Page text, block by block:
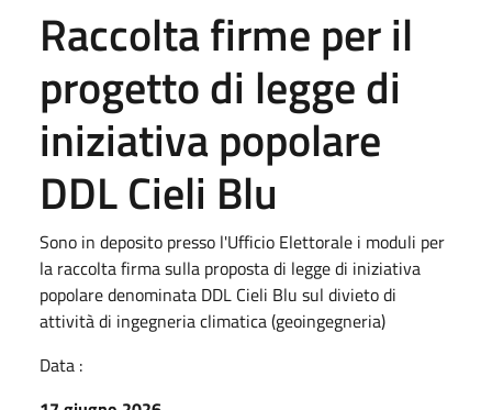
Raccolta firme per il
progetto di legge di
iniziativa popolare
DDL Cieli Blu
Sono in deposito presso l'Ufficio Elettorale i moduli per
la raccolta firma sulla proposta di legge di iniziativa
popolare denominata DDL Cieli Blu sul divieto di
attività di ingegneria climatica (geoingegneria)
Data :